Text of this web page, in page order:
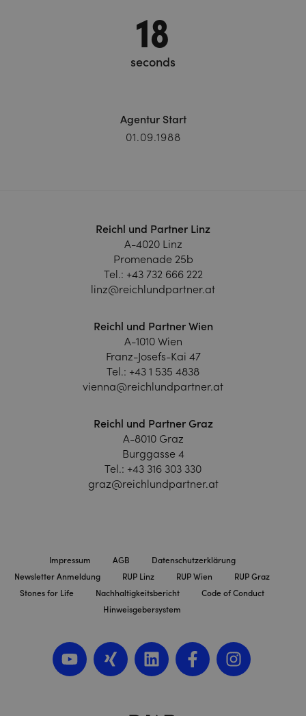
19
seconds
Agentur Start
01.09.1988
Reichl und Partner Linz
A-4020 Linz
Promenade 25b
Tel.: +43 732 666 222
linz@reichlundpartner.at
Reichl und Partner Wien
A-1010 Wien
Franz-Josefs-Kai 47
Tel.: +43 1 535 4838
vienna@reichlundpartner.at
Reichl und Partner Graz
A-8010 Graz
Burggasse 4
Tel.: +43 316 303 330
graz@reichlundpartner.at
Impressum AGB
Datenschutzerklärung
Newsletter Anmeldung
RUP Linz RUP Wien
RUP Graz
Stones for Life
Nachhaltigkeitsbericht
Code of Conduct
Hinweisgebersystem